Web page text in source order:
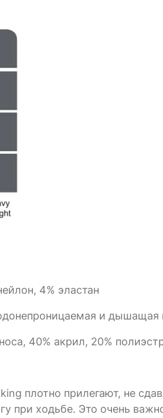
4% эластан
и
40% акрил, 20%
плотно прилегают, не
при ходьбе. Это очень